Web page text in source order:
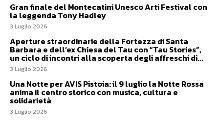
Gran finale del Montecatini Unesco Arti Festival con
la leggenda Tony Hadley
3 Luglio 2026
Aperture straordinarie della Fortezza di Santa
Barbara e dell’ex Chiesa del Tau con “Tau Stories”,
un ciclo di incontri alla scoperta degli affreschi di...
3 Luglio 2026
Una Notte per AVIS Pistoia: il 9 luglio la Notte Rossa
anima il centro storico con musica, cultura e
solidarietà
3 Luglio 2026